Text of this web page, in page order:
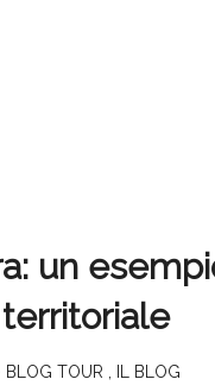
un
BLOG TOUR IL BLOG